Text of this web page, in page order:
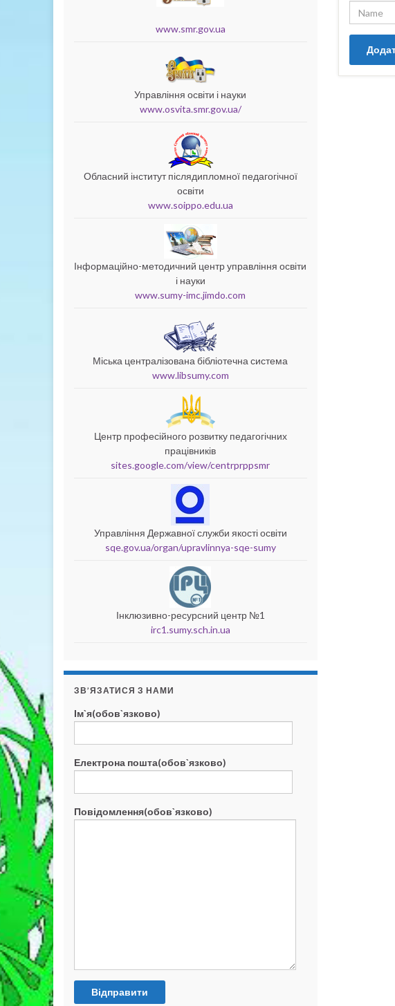
www.smr.gov.ua
Управління освіти і науки
www.osvita.smr.gov.ua/
Обласний інститут післядипломної педагогічної
освіти
www.soippo.edu.ua
Інформаційно-методичний центр управління освіти
і науки
www.sumy-imc.jimdo.com
Міська централізована бібліотечна система
www.libsumy.com
Центр професійного розвитку педагогічних
працівників
sites.google.com/view/centrprppsmr
Управління Державної служби якості освіти
sqe.gov.ua/organ/upravlinnya-sqe-sumy
Інклюзивно-ресурсний центр №1
irc1.sumy.sch.in.ua
ЗВ’ЯЗАТИСЯ З НАМИ
Ім`я(обов`язково)
Електрона пошта(обов`язково)
Повідомлення(обов`язково)